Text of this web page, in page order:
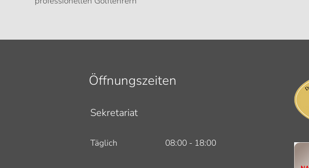
Öffnungszeiten
Sekretariat
Täglich 08:00 - 18:00